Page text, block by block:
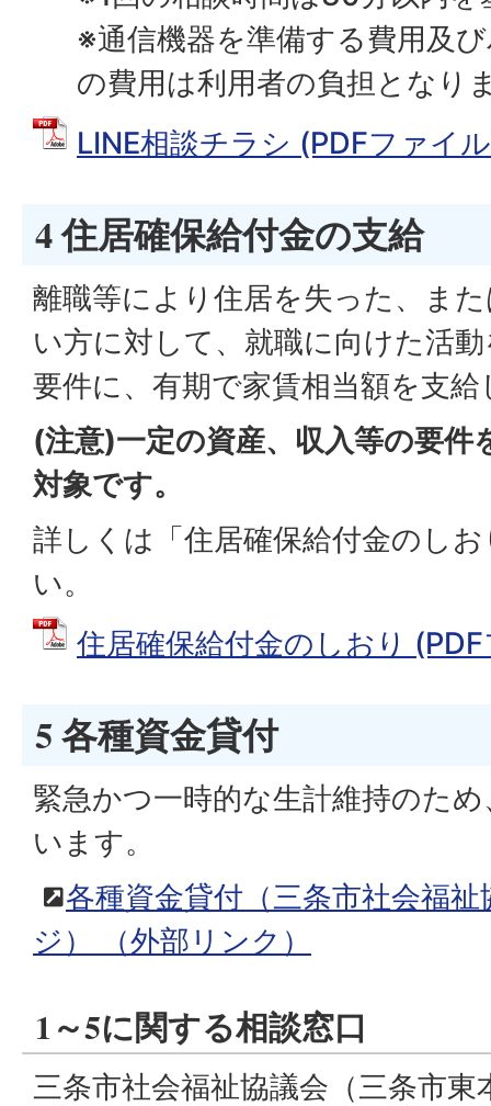
※通信機器を準備する費用及
の費用は利用者の負担となり
LINE相談チラシ (PDFファイ
4 住居確保給付金の支給
離職等により住居を失った、ま
い方に対して、就職に向けた活
要件に、有期で家賃相当額を支
(注意)一定の資産、収入等の要件
対象です。
詳しくは「住居確保給付金のし
い。
住居確保給付金のしおり
5 各種資金貸付
緊急かつ一時的な生計維持のた
います。
各種資金貸付（三条市社会福
ジ）
（外部リンク）
1～5に関する相談窓口
三条市社会福祉協議会（三条市東